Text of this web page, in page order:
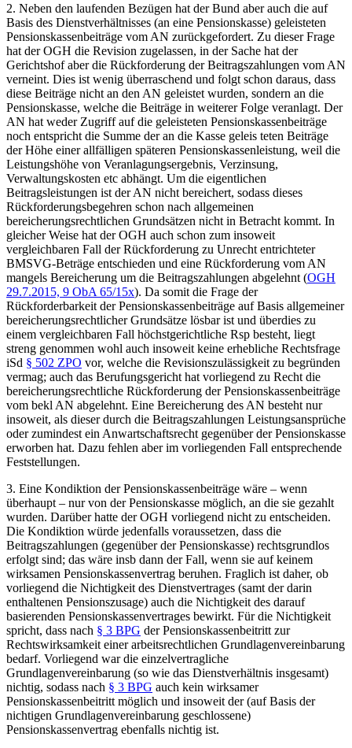
2. Neben den laufenden Bezügen hat der Bund aber auch die auf
Basis des Dienstverhältnisses (an eine Pensionskasse) geleisteten
Pensionskassenbeiträge vom AN zurückgefordert. Zu dieser Frage
hat der OGH die Revision zugelassen, in der Sache hat der
Gerichtshof aber die Rückforderung der Beitragszahlungen vom AN
verneint. Dies ist wenig überraschend und folgt schon daraus, dass
diese Beiträge nicht an den AN geleistet wurden, sondern an die
Pensionskasse, welche die Beiträge in weiterer Folge veranlagt. Der
AN hat weder Zugriff auf die geleisteten Pensionskassenbeiträge
noch entspricht die Summe der an die Kasse geleis teten Beiträge
der Höhe einer allfälligen späteren Pensionskassenleistung, weil die
Leistungshöhe von Veranlagungsergebnis, Verzinsung,
Verwaltungskosten etc abhängt. Um die eigentlichen
Beitragsleistungen ist der AN nicht bereichert, sodass dieses
Rückforderungsbegehren schon nach allgemeinen
bereicherungsrechtlichen Grundsätzen nicht in Betracht kommt. In
gleicher Weise hat der OGH auch schon zum insoweit
vergleichbaren Fall der Rückforderung zu Unrecht entrichteter
BMSVG-Beträge entschieden und eine Rückforderung vom AN
mangels Bereicherung um die Beitragszahlungen abgelehnt (OGH
29.7.2015, 9 ObA 65/15x). Da somit die Frage der
Rückforderbarkeit der Pensionskassenbeiträge auf Basis allgemeiner
bereicherungsrechtlicher Grundsätze lösbar ist und überdies zu
einem vergleichbaren Fall höchstgerichtliche Rsp besteht, liegt
streng genommen wohl auch insoweit keine erhebliche Rechtsfrage
iSd § 502 ZPO vor, welche die Revisionszulässigkeit zu begründen
vermag; auch das Berufungsgericht hat vorliegend zu Recht die
bereicherungsrechtliche Rückforderung der Pensionskassenbeiträge
vom bekl AN abgelehnt. Eine Bereicherung des AN besteht nur
insoweit, als dieser durch die Beitragszahlungen Leistungsansprüche
oder zumindest ein Anwartschaftsrecht gegenüber der Pensionskasse
erworben hat. Dazu fehlen aber im vorliegenden Fall entsprechende
Feststellungen.
3. Eine Kondiktion der Pensionskassenbeiträge wäre – wenn
überhaupt – nur von der Pensionskasse möglich, an die sie gezahlt
wurden. Darüber hatte der OGH vorliegend nicht zu entscheiden.
Die Kondiktion würde jedenfalls voraussetzen, dass die
Beitragszahlungen (gegenüber der Pensionskasse) rechtsgrundlos
erfolgt sind; das wäre insb dann der Fall, wenn sie auf keinem
wirksamen Pensionskassenvertrag beruhen. Fraglich ist daher, ob
vorliegend die Nichtigkeit des Dienstvertrages (samt der darin
enthaltenen Pensionszusage) auch die Nichtigkeit des darauf
basierenden Pensionskassenvertrages bewirkt. Für die Nichtigkeit
spricht, dass nach § 3 BPG der Pensionskassenbeitritt zur
Rechtswirksamkeit einer arbeitsrechtlichen Grundlagenvereinbarung
bedarf. Vorliegend wardie einzelvertragliche
Grundlagenvereinbarung (so wie das Dienstverhältnis insgesamt)
nichtig, sodass nach § 3 BPG auch kein wirksamer
Pensionskassenbeitritt möglich und insoweit der (auf Basis der
nichtigen Grundlagenvereinbarung geschlossene)
Pensionskassenvertrag ebenfalls nichtig ist.